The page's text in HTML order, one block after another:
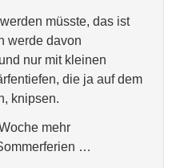
müsste, das ist
werde davon
nur mit kleinen
die ja auf dem
knipsen.
mehr
…